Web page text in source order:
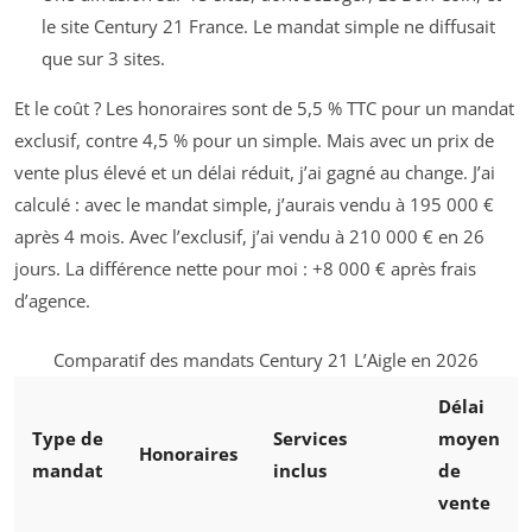
le site Century 21 France. Le mandat simple ne diffusait
que sur 3 sites.
Et le coût ? Les honoraires sont de 5,5 % TTC pour un mandat
exclusif, contre 4,5 % pour un simple. Mais avec un prix de
vente plus élevé et un délai réduit, j’ai gagné au change. J’ai
calculé : avec le mandat simple, j’aurais vendu à 195 000 €
après 4 mois. Avec l’exclusif, j’ai vendu à 210 000 € en 26
jours. La différence nette pour moi : +8 000 € après frais
d’agence.
Comparatif des mandats Century 21 L’Aigle en 2026
Type de
mandat
Honoraires
Services
inclus
Délai
moyen
de
vente